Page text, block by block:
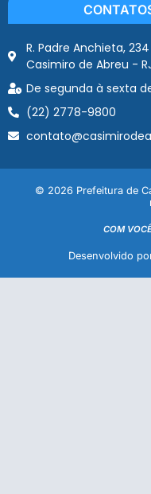
R. Padre Anchieta,
Casimiro de Abreu -
De segunda à sexta
(22) 2778-9800
© 2026 Prefeitura de
COM
Desenvolvido